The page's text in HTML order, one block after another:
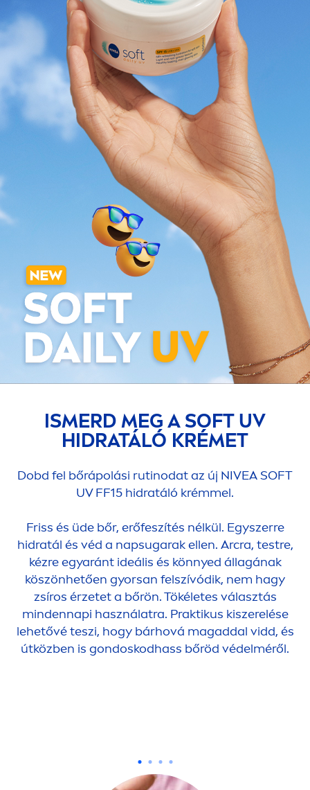
ISMERD MEG A SOFT UV
HIDRATÁLÓ KRÉMET
Dobd fel bőrápolási rutinodat az új NIVEASOFT
UV FF15 hidratáló krémmel.
Friss és üde bőr, erőfeszítés nélkül. Egyszerre
hidratál és véd a napsugarak ellen. Arcra, testre,
kézre egyaránt ideális és könnyed állagának
köszönhetően gyorsan felszívódik, nem hagy
zsíros érzetet a bőrön. Tökéletes választás
mindennapi használatra. Praktikus kiszerelése
lehetővé teszi, hogy bárhová magaddal vidd, és
útközben is gondoskodhass bőröd védelméről.